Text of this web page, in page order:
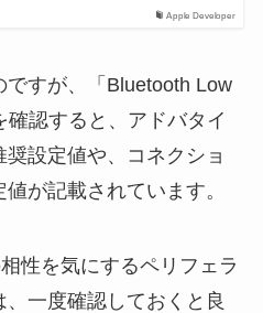
Apple Developer
すが、「Bluetooth Low
認すると、アドバタイ
設定値や、コネクショ
が記載されています。
性を気にするペリフェラ
一度確認しておくと良